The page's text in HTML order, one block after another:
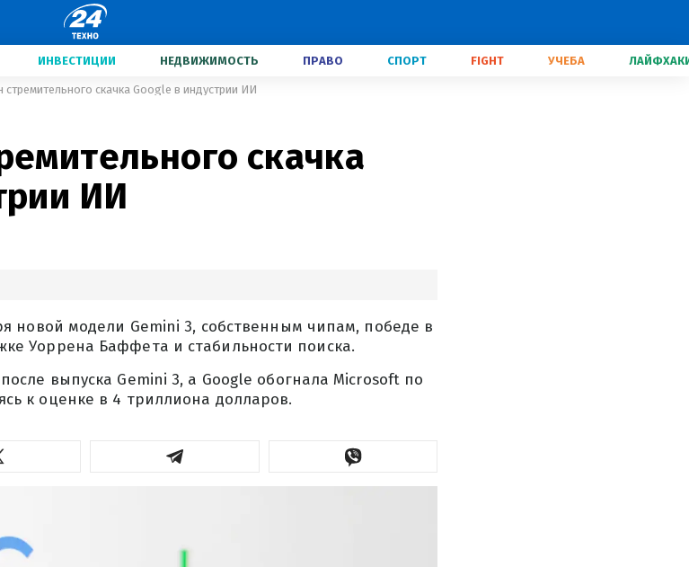
ИНВЕСТИЦИИ НЕДВИЖИМОСТЬ ПРАВО СПОРТ FIGHT УЧЕБА
стремительного скачка Google в индустрии ИИ
скачка
ИИ
новой модели Gemini 3, собственным чипам, победе в
Уоррена Баффета и стабильности поиска.
выпуска Gemini 3, а Google обогнала Microsoft по
к оценке в 4 триллиона долларов.